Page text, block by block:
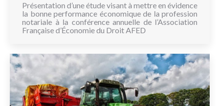
Présentation d’une étude visant à mettre en évidence
la bonne performance économique de la profession
notariale à la conférence annuelle de l’Association
Française d’Économie du Droit AFED